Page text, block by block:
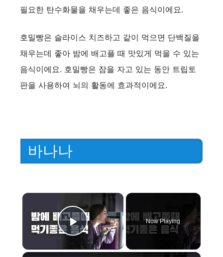
필요한 탄수화물을 채우는데 좋은 음식이에요.
호밀빵은 슬라이스 치즈하고 같이 먹으면 단백질을
채우는데 좋아 밤에 배고플 때 맛있게 먹을 수 있는
음식이에요. 호밀빵은 잠을 자고 있는 동안 트립토
판을 사용하여 뇌의 활동에 효과적이에요.
바나나
×
Play Video
Now Playing